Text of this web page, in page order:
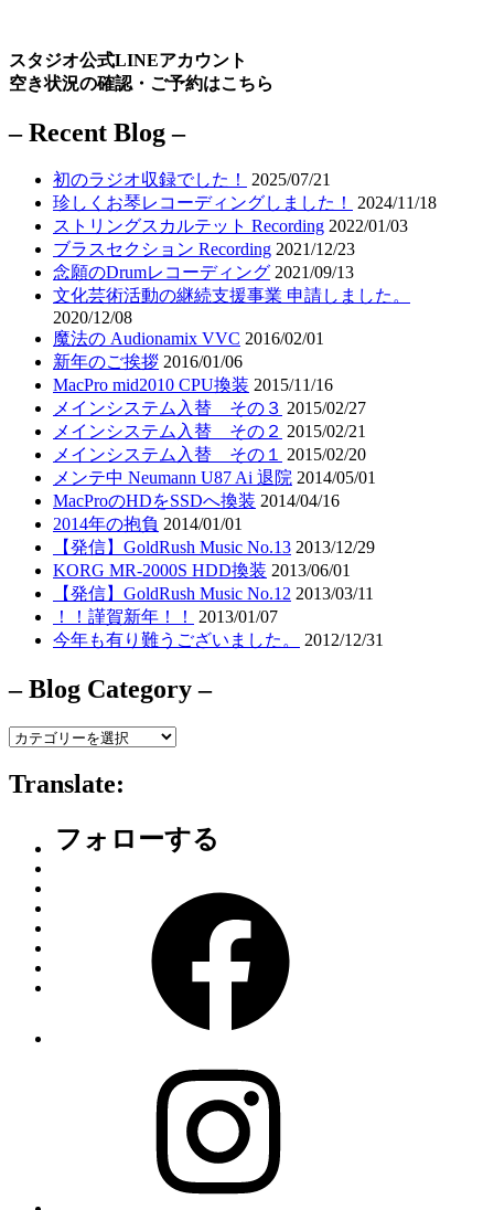
スタジオ公式LINEアカウント
空き状況の確認・ご予約はこちら
– Recent Blog –
初のラジオ収録でした！
2025/07/21
珍しくお琴レコーディングしました！
2024/11/18
ストリングスカルテット Recording 2022/01/03
ブラスセクション Recording 2021/12/23
念願のDrumレコーディング 2021/09/13
文化芸術活動の継続支援事業 申請しました。
2020/12/08
魔法の Audionamix VVC 2016/02/01
新年のご挨拶 2016/01/06
MacPro mid2010 CPU換装 2015/11/16
メインシステム入替 その３ 2015/02/27
メインシステム入替 その２ 2015/02/21
メインシステム入替 その１ 2015/02/20
メンテ中 Neumann U87 Ai 退院 2014/05/01
MacProのHDをSSDへ換装 2014/04/16
2014年の抱負 2014/01/01
【発信】GoldRush Music No.13 2013/12/29
KORG MR-2000S HDD換装 2013/06/01
【発信】GoldRush Music No.12 2013/03/11
！！謹賀新年！！
2013/01/07
今年も有り難うございました。
2012/12/31
– Blog Category –
–
Category
–
Translate:
フォローする